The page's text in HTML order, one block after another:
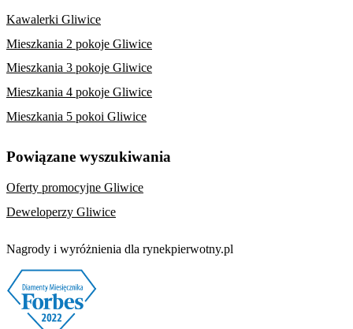
Kawalerki Gliwice
Mieszkania 2 pokoje Gliwice
Mieszkania 3 pokoje Gliwice
Mieszkania 4 pokoje Gliwice
Mieszkania 5 pokoi Gliwice
Powiązane wyszukiwania
Oferty promocyjne Gliwice
Deweloperzy Gliwice
Nagrody i wyróżnienia dla rynekpierwotny.pl